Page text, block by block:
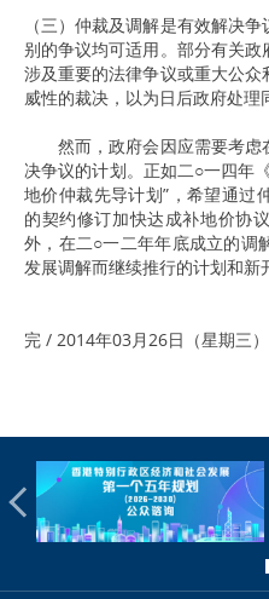
（三）仲裁及调解是有效解决
别的争议均可适用。部分有关政
涉及重要的法律争议或重大公
威性的裁决，以为日后政府处理
然而，政府会因应需要考虑
决争议的计划。正如二○一四年
地价仲裁先导计划”，希望通过
的契约修订加快达成补地价协
外，在二○一二年年底成立的调
发展调解而继续推行的计划和新
完 / 2014年03月26日（星期三）